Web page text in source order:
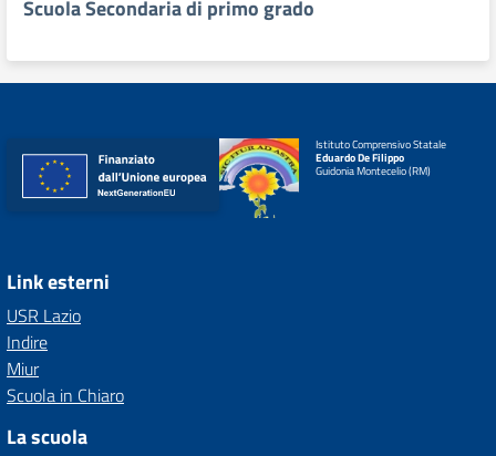
Scuola Secondaria di primo grado
Istituto Comprensivo Statale
Eduardo De Filippo
Guidonia Montecelio (RM)
Link esterni
USR Lazio
Indire
Miur
Scuola in Chiaro
La scuola